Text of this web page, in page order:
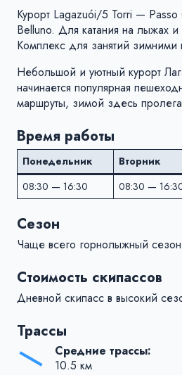
Курорт Lagazuói/​5 Torri — Passo
Belluno. Для катания на лыжах
Комплекс для занятий
Небольшой и уютный курорт
начинается популярная
маршруты, зимой здесь
Время работы
Понедельник Вторник
08:30 — 16:30
08:30 —
Сезон
Чаще всего горнолыжный
Стоимость скипассов
Дневной скипасс в высокий
Трассы
Средние трассы:
10.5 км